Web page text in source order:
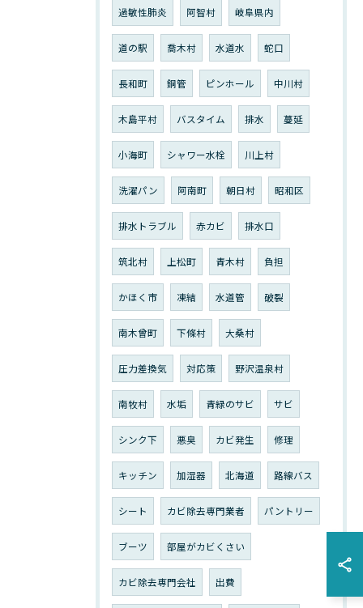
過敏性肺炎 阿智村 岐阜県内
道の駅 喬木村 水道水 蛇口
長和町 銅管 ピンホール 中川村
木島平村 バスタイム 排水 蔓延
小海町 シャワー水栓 川上村
洗濯パン 阿南町 朝日村 昭和区
排水トラブル 赤カビ 排水口
筑北村 上松町 青木村 負担
かほく市 凍結 水道管 破裂
南木曾町 下條村 大桑村
圧力差換気 対応策 野沢温泉村
南牧村 水垢 青緑のサビ サビ
シンク下 悪臭 カビ発生 修理
キッチン 加湿器 北海道 路線バス
シート カビ除去専門業者 パントリー
ブーツ 部屋がカビくさい
カビ除去専門会社 出費